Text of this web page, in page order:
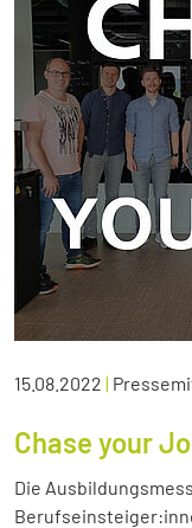
15.08.2022 |
Chase your
Die